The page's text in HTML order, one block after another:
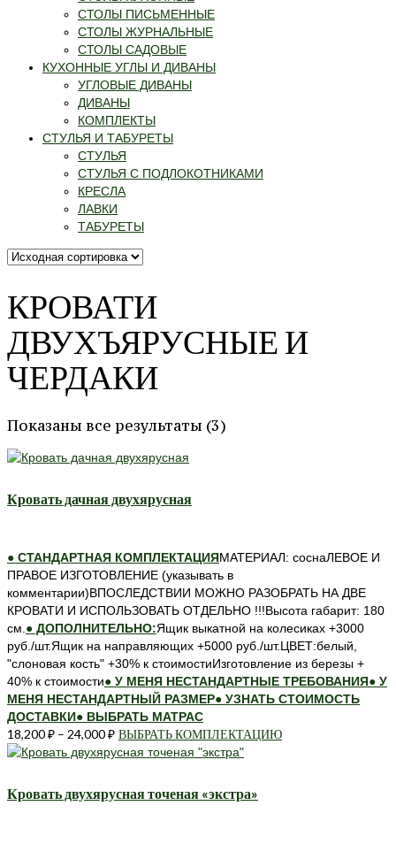
СТОЛЫ ПИСЬМЕННЫЕ
СТОЛЫ ЖУРНАЛЬНЫЕ
СТОЛЫ САДОВЫЕ
КУХОННЫЕ УГЛЫ И ДИВАНЫ
УГЛОВЫЕ ДИВАНЫ
ДИВАНЫ
КОМПЛЕКТЫ
СТУЛЬЯ И ТАБУРЕТЫ
СТУЛЬЯ
СТУЛЬЯ С ПОДЛОКОТНИКАМИ
КРЕСЛА
ЛАВКИ
ТАБУРЕТЫ
КРОВАТИ
ДВУХЪЯРУСНЫЕ И
ЧЕРДАКИ
Показаны все результаты (3)
Кровать дачная двухярусная
● СТАНДАРТНАЯ КОМПЛЕКТАЦИЯМАТЕРИАЛ: соснаЛЕВОЕ И
ПРАВОЕ ИЗГОТОВЛЕНИЕ (указывать в
комментарии)ВПОСЛЕДСТВИИ МОЖНО РАЗОБРАТЬ НА ДВЕ
КРОВАТИ И ИСПОЛЬЗОВАТЬ ОТДЕЛЬНО !!!Высота габарит: 180
см.● ДОПОЛНИТЕЛЬНО:Ящик выкатной на колесиках +3000
руб./шт.Ящик на направляющих +5000 руб./шт.ЦВЕТ:белый,
"слоновая кость" +30% к стоимостиИзготовление из березы +
40% к стоимости● У МЕНЯ НЕСТАНДАРТНЫЕ ТРЕБОВАНИЯ● У
МЕНЯ НЕСТАНДАРТНЫЙ РАЗМЕР● УЗНАТЬ СТОИМОСТЬ
ДОСТАВКИ● ВЫБРАТЬ МАТРАС
18,200₽ – 24,000₽ ВЫБРАТЬ КОМПЛЕКТАЦИЮЭтот
Кровать двухярусная точеная «экстра»